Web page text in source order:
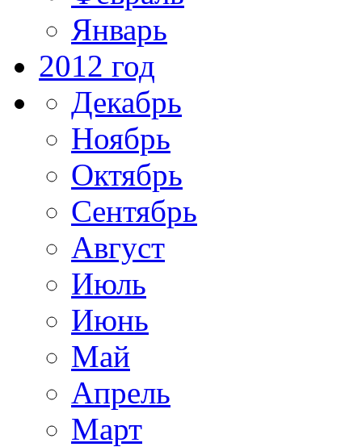
Январь
2012 год
Декабрь
Ноябрь
Октябрь
Сентябрь
Август
Июль
Июнь
Май
Апрель
Март